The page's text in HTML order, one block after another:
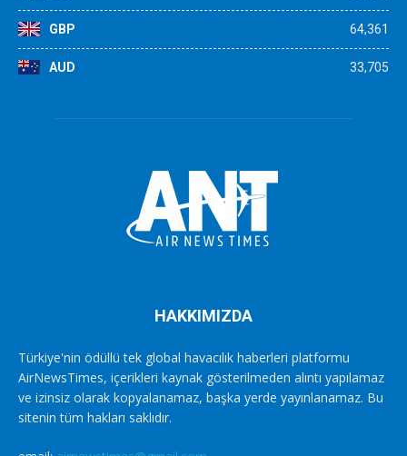
GBP 64,361
AUD 33,705
HAKKIMIZDA
Türkiye'nin ödüllü tek global havacılık haberleri platformu
AirNewsTimes, içerikleri kaynak gösterilmeden alıntı yapılamaz
ve izinsiz olarak kopyalanamaz, başka yerde yayınlanamaz. Bu
sitenin tüm hakları saklıdır.